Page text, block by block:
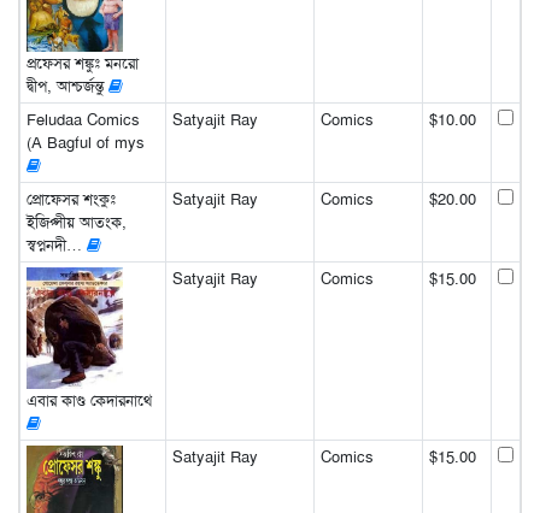
প্রফেসর শঙ্কুঃ মনরো
দ্বীপ, আশ্চর্জন্তু
Feludaa Comics
(A Bagful of mys
Satyajit Ray Comics $10.00
প্রোফেসর শংকুঃ
ইজিপ্সীয় আতংক,
স্বপ্ননদী…
Satyajit Ray Comics $20.00
এবার কাণ্ড কেদারনাথে
Satyajit Ray Comics $15.00
Satyajit Ray Comics $15.00